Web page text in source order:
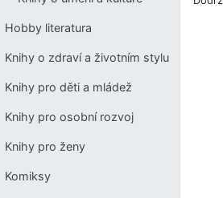
Hobby literatura
Knihy o zdraví a životním stylu
Knihy pro děti a mládež
Knihy pro osobní rozvoj
Knihy pro ženy
Komiksy